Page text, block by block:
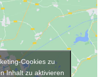
Cookies zu
Inhalt zu aktivieren